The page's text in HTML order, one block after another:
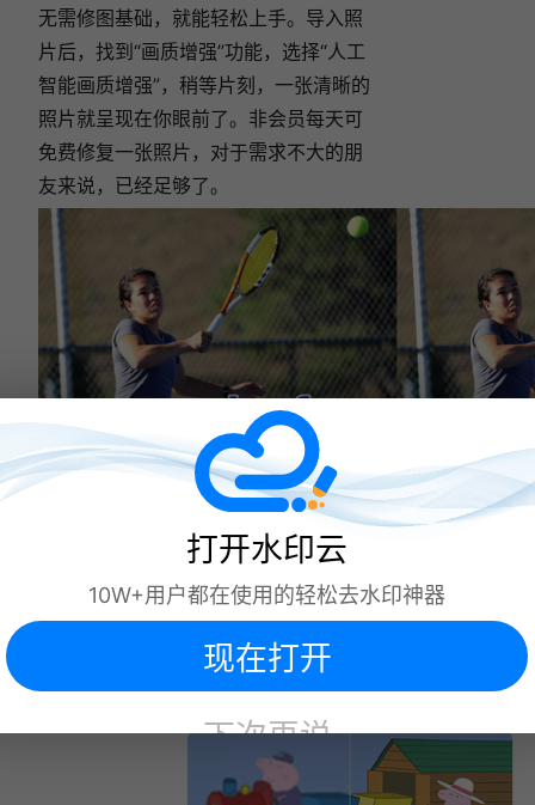
无需修图基础，就能轻松上手。导入照
片后，找到“画质增强”功能，选择“人工
智能画质增强”，稍等片刻，一张清晰的
照片就呈现在你眼前了。非会员每天可
免费修复一张照片，对于需求不大的朋
友来说，已经足够了。
照片修复工具三：『图片清晰吧』
这款工具的名字就直观地告诉了我们它
的功能——免费一键修复高清图。
打开水印云
10W+用户都在使用的轻松去水印神器
现在打开
下次再说